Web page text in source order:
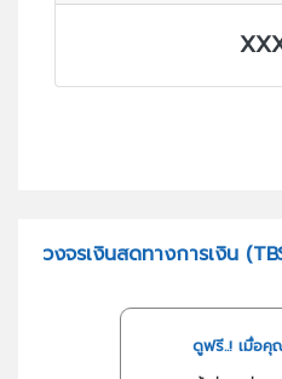
วงจรเงินสดทางการเงิน
ดูฟรี..! เมื่อคุ